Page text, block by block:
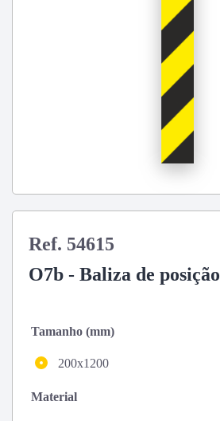
Ref. 54615
O7b - Baliza de posição
Tamanho (mm)
200x1200
Material